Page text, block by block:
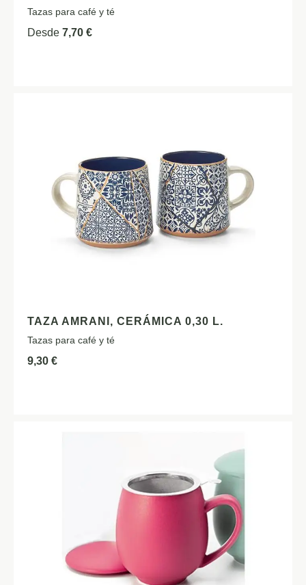
Tazas para café y té
Desde 7,70 €
TAZA AMRANI, CERÁMICA 0,30 L.
Tazas para café y té
9,30 €